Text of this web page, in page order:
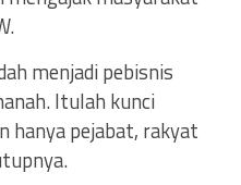
menjadi pebisnis
Itulah kunci
hanya pejabat, rakyat